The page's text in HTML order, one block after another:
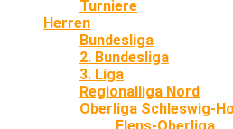
Turniere
Herren
Bundesliga
2. Bundesliga
3. Liga
Regionalliga Nord
Oberliga Schleswig-
Flens-Oberliga